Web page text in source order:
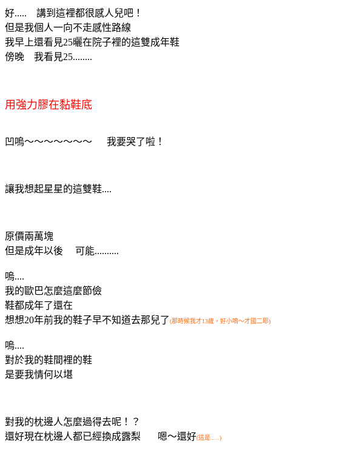
好..... 講到這裡都很感人兒吧！
但是我個人一向不走感性路線
我早上還看見25曬在院子裡的這雙成年鞋
傍晚 我看見25........
用強力膠在黏鞋底
凹嗚～～～～～～～ 我要哭了啦！
讓我想起星星的這雙鞋....
原價兩萬塊
但是成年以後 可能..........
嗚....
我的歐巴怎麼這麼節儉
鞋都成年了還在
想想20年前我的鞋子早不知道去那兒了(那時候我才13歲，好小唷～才國二耶)
嗚....
對於我的鞋間裡的鞋
是要我情何以堪
對我的枕邊人怎麼過得去呢！？
還好現在枕邊人都已經換成露梨 嗯～還好(這是.....)